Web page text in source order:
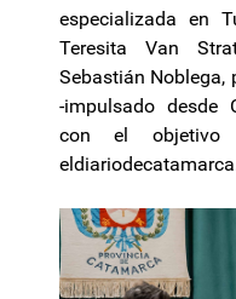
especializada en
Teresita Van
Sebastián Noblega,
-impulsado desde
con el objetivo